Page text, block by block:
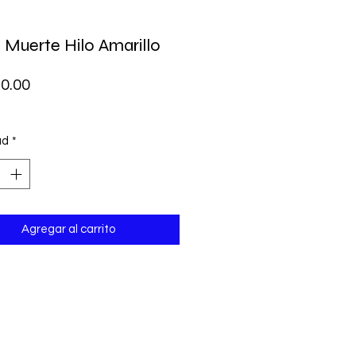
Muerte Hilo Amarillo
Precio
*
Agregar al carrito